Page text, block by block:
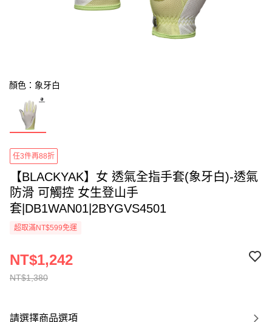
顏色：象牙白
任3件再88折
【BLACKYAK】女 透氣全指手套(象牙白)-透氣
防滑 可觸控 女生登山手
套|DB1WAN01|2BYGVS4501
超取滿NT$599免運
NT$1,380
NT$1,242
請選擇商品選項